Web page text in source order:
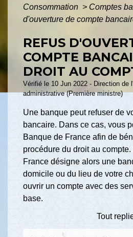
Consommation > Comptes
d'ouverture de compte
REFUS
COMPTE
DROIT AU
Vérifié le 10 Jun 2022 - Direction de
administrative (Première ministre)
Une banque peut refuser de
bancaire. Dans ce cas, vous
Banque de France afin de
procédure du droit au
France désigne alors une
domicile ou du lieu de votre
ouvrir un compte avec des
base.
Tout